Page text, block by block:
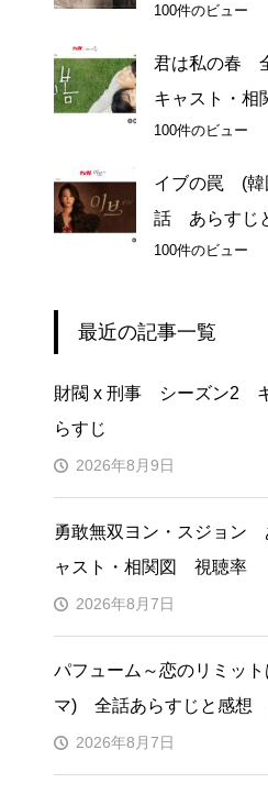
100件のビュー
君は私の春
キャスト・
100件のビュー
イブの罠 (
話 あらすじ
100件のビュー
最近の記事一覧
財閥 x 刑事 シーズン2
らすじ
2026年8月9日
勇敢無双ヨン・スジョン
ャスト・相関図 視聴率
2026年8月7日
パフューム～恋のリミッ
マ) 全話あらすじと感想
2026年8月7日